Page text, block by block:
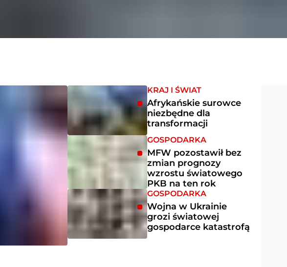
KRAJ I ŚWIAT
Afrykańskie surowce
niezbędne dla
transformacji
GOSPODARKA
MFW pozostawił bez
zmian prognozy
wzrostu światowego
PKB na ten rok
GOSPODARKA
Wojna w Ukrainie
grozi światowej
gospodarce katastrofą